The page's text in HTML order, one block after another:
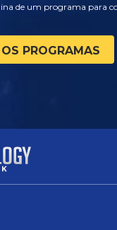
de um programa para
PROGRAMAS